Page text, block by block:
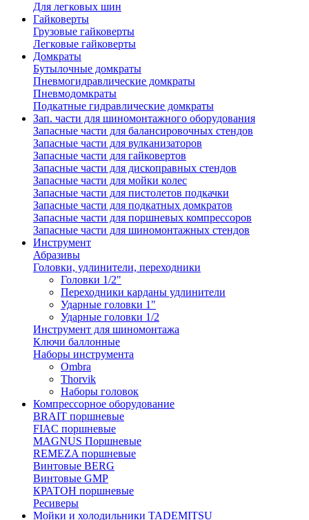
Для легковых шин
Гайковерты
Грузовые гайковерты
Легковые гайковерты
Домкраты
Бутылочные домкраты
Пневмогидравлические домкраты
Пневмодомкраты
Подкатные гидравлические домкраты
Зап. части для шиномонтажного оборудования
Запасные части для балансировочных стендов
Запасные части для вулканизаторов
Запасные части для гайковертов
Запасные части для дископравных стендов
Запасные части для мойки колес
Запасные части для пистолетов подкачки
Запасные части для подкатных домкратов
Запасные части для поршневых компрессоров
Запасные части для шиномонтажных стендов
Инструмент
Абразивы
Головки, удлинители, переходники
Головки 1/2"
Переходники карданы удлинители
Ударные головки 1"
Ударные головки 1/2
Инструмент для шиномонтажа
Ключи баллонные
Наборы инструмента
Ombra
Thorvik
Наборы головок
Компрессорное оборудование
BRAIT поршневые
FIAC поршневые
MAGNUS Поршневые
REMEZA поршневые
Винтовые BERG
Винтовые GMP
КРАТОН поршневые
Ресиверы
Мойки и холодильники TADEMITSU